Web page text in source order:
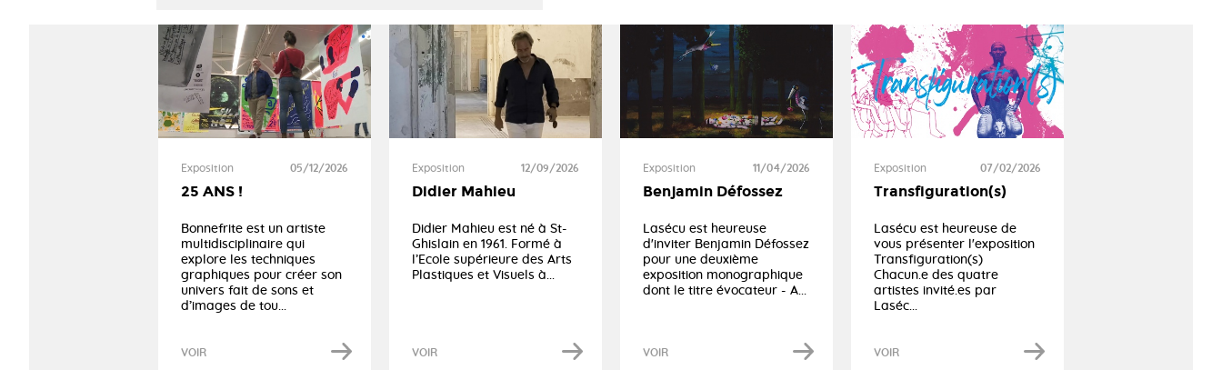
Exposition 05/12/2026
25 ANS !
Bonnefrite est un artiste
multidisciplinaire qui
explore les techniques
graphiques pour créer son
univers fait de sons et
d’images de tou...
VOIR
Exposition 12/09/2026
Didier Mahieu
Didier Mahieu est né à St-
Ghislain en 1961. Formé à
l’Ecole supérieure des Arts
Plastiques et Visuels à...
VOIR
Exposition 11/04/2026
Benjamin Défossez
Lasécu est heureuse
d'inviter Benjamin Défossez
pour une deuxième
exposition monographique
dont le titre évocateur - A...
VOIR
Exposition 07/02/2026
Transfiguration(s)
Lasécu est heureuse de
vous présenter l'exposition
Transfiguration(s)
Chacun.e des quatre
artistes invité.es par
Laséc...
VOIR